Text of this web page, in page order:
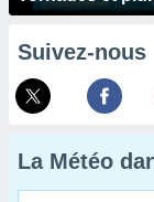
Suivez-nous
La Météo